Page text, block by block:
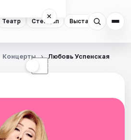
Театр Стендап Выставки
×
☾
Концерты Любовь Успенская